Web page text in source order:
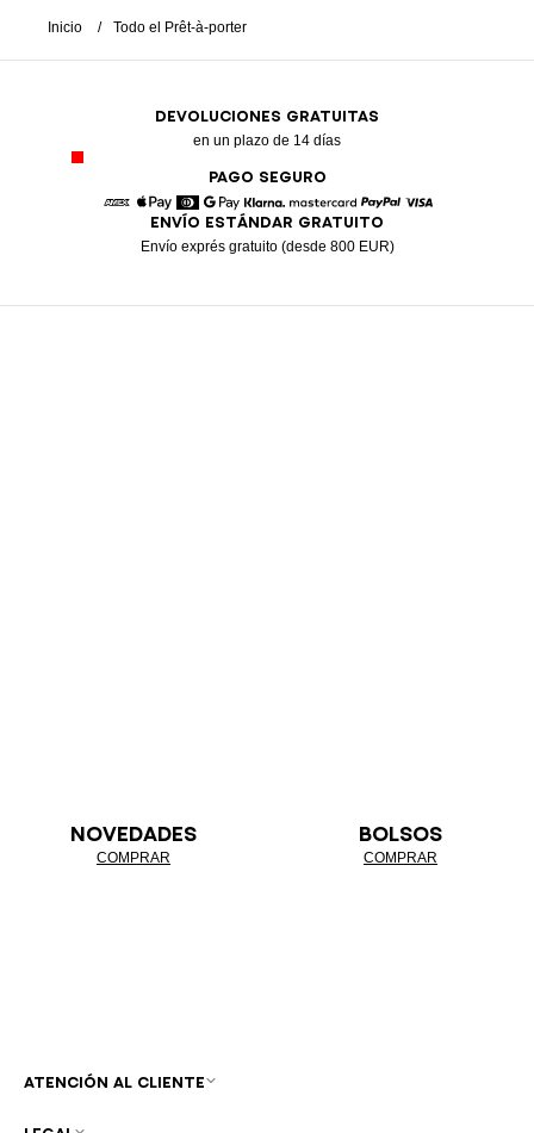
Inicio Todo el Prêt-à-porter
DEVOLUCIONES GRATUITAS
en un plazo de 14 días
PAGO SEGURO
American Express
Apple Pay
DinersGoogle Pay
Klarna MastercardPaypal
ENVÍO ESTÁNDAR GRATUITO
Envío exprés gratuito (desde 800 EUR)
NOVEDADES
COMPRAR
BOLSOS
COMPRAR
ATENCIÓN AL CLIENTE